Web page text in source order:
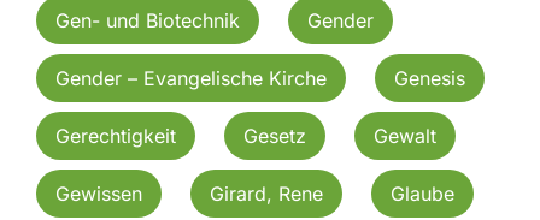
Gen- und Biotechnik Gender
Gender – Evangelische Kirche Genesis
Gerechtigkeit Gesetz Gewalt
Gewissen Girard, Rene Glaube